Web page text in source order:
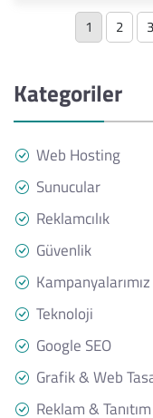
1 2 3
Kategoriler
Web Hosting
Sunucular
Reklamcılık
Güvenlik
Kampanyalarımız
Teknoloji
Google SEO
Grafik & Web
Reklam & Tanıtım